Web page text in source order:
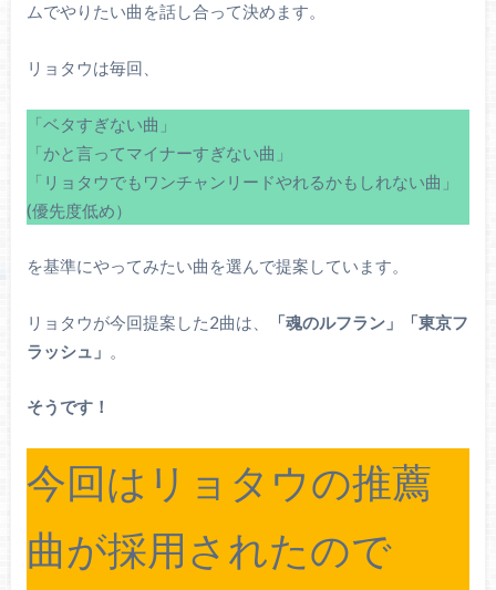
ムでやりたい曲を話し合って決めます。
リョタウは毎回、
「ベタすぎない曲」
「かと言ってマイナーすぎない曲」
「リョタウでもワンチャンリードやれるかもしれない曲」
(優先度低め）
を基準にやってみたい曲を選んで提案しています。
リョタウが今回提案した2曲は、
「魂のルフラン」「東京フ
ラッシュ」 。
そうです！
今回はリョタウの推薦
曲が採用されたので